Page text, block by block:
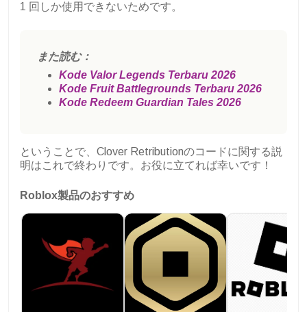
1 回しか使用できないためです。
また読む：
Kode Valor Legends Terbaru 2026
Kode Fruit Battlegrounds Terbaru 2026
Kode Redeem Guardian Tales 2026
ということで、Clover Retributionのコードに関する説
明はこれで終わりです。お役に立てれば幸いです！
Roblox製品のおすすめ